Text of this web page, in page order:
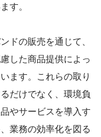
す。
ドの販売を通じて、
した商品提供によっ
ます。これらの取り
だけでなく、環境負
やサービスを導入す
業務の効率化を図る